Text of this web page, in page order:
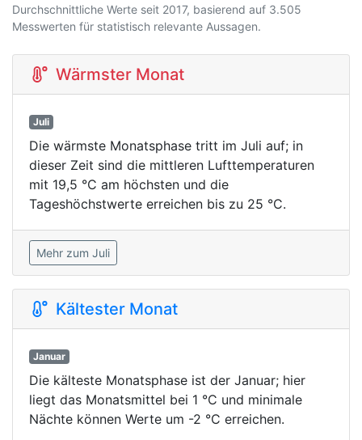
Durchschnittliche Werte seit 2017, basierend auf 3.505
Messwerten für statistisch relevante Aussagen.
Wärmster Monat
Juli
Die wärmste Monatsphase tritt im Juli auf; in
dieser Zeit sind die mittleren Lufttemperaturen
mit 19,5 °C am höchsten und die
Tageshöchstwerte erreichen bis zu 25 °C.
Mehr zum Juli
Kältester Monat
Januar
Die kälteste Monatsphase ist der Januar; hier
liegt das Monatsmittel bei 1 °C und minimale
Nächte können Werte um -2 °C erreichen.